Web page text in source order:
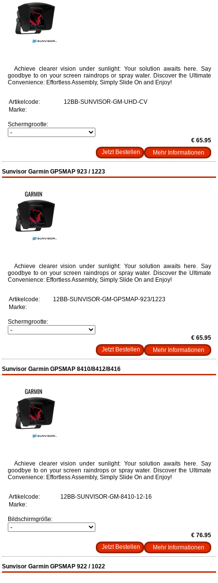
Achieve clearer vision under sunlight: Your solution awaits here. Say
goodbye to on your screen raindrops or spray water. Discover the Ultimate
Convenience: Effortless Assembly, Simply Slide On and Enjoy!
Artikelcode:
12BB-SUNVISOR-GM-UHD-CV
Marke:
Schermgrootte:
€ 65.95
Mehr Informationen
Sunvisor Garmin GPSMAP 923 / 1223
Achieve clearer vision under sunlight: Your solution awaits here. Say
goodbye to on your screen raindrops or spray water. Discover the Ultimate
Convenience: Effortless Assembly, Simply Slide On and Enjoy!
Artikelcode:
12BB-SUNVISOR-GM-GPSMAP-923/1223
Marke:
Schermgrootte:
€ 65.95
Mehr Informationen
Sunvisor Garmin GPSMAP 8410/8412/8416
Achieve clearer vision under sunlight: Your solution awaits here. Say
goodbye to on your screen raindrops or spray water. Discover the Ultimate
Convenience: Effortless Assembly, Simply Slide On and Enjoy!
Artikelcode:
12BB-SUNVISOR-GM-8410-12-16
Marke:
Bildschirmgröße:
€ 76.95
Mehr Informationen
Sunvisor Garmin GPSMAP 922 / 1022